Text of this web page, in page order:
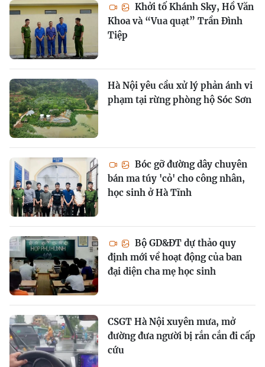
Khởi tố Khánh Sky, Hồ Văn
Khoa và “Vua quạt” Trần Đình
Tiệp
Hà Nội yêu cầu xử lý phản ánh vi
phạm tại rừng phòng hộ Sóc Sơn
Bóc gỡ đường dây chuyên
bán ma túy 'cỏ' cho công nhân,
học sinh ở Hà Tĩnh
Bộ GD&ĐT dự thảo quy
định mới về hoạt động của ban
đại diện cha mẹ học sinh
CSGT Hà Nội xuyên mưa, mở
đường đưa người bị rắn cắn đi cấp
cứu